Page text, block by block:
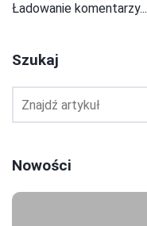
Ładowanie komentarzy...
Szukaj
Nowości